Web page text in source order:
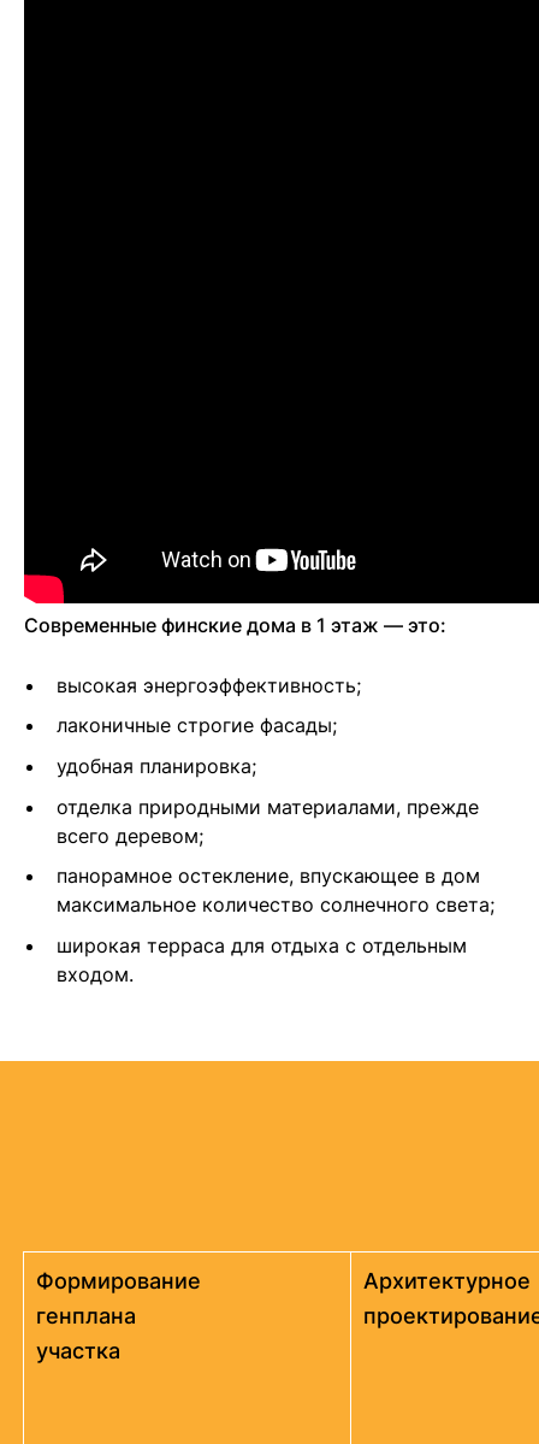
Современные финские дома в 1 этаж — это:
высокая энергоэффективность;
лаконичные строгие фасады;
удобная планировка;
отделка природными материалами, прежде
всего деревом;
панорамное остекление, впускающее в дом
максимальное количество солнечного света;
широкая терраса для отдыха с отдельным
входом.
Формирование
генплана
участка
Архитектурное